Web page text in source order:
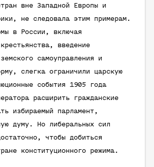
вне Западной Европы и
не следовала этим примерам.
в России, включая
введение
самоуправления и
слегка ограничили царскую
события 1905 года
расширить гражданские
избираемый парламент,
думу. Но либеральных сил
чтобы добиться
конституционного режима.